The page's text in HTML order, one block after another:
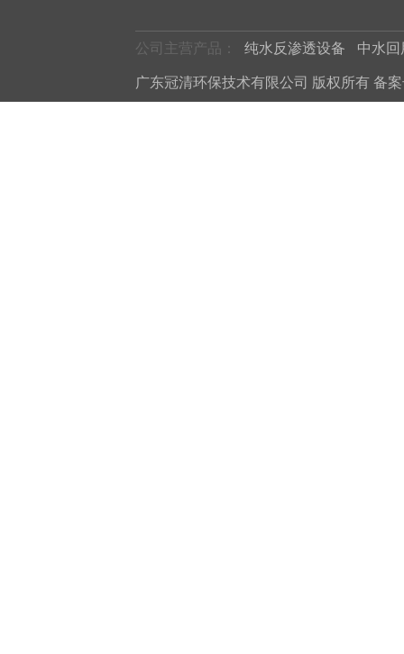
公司主营产品： 纯水反渗透设备 中水回
广东冠清环保技术有限公司 版权所有 备